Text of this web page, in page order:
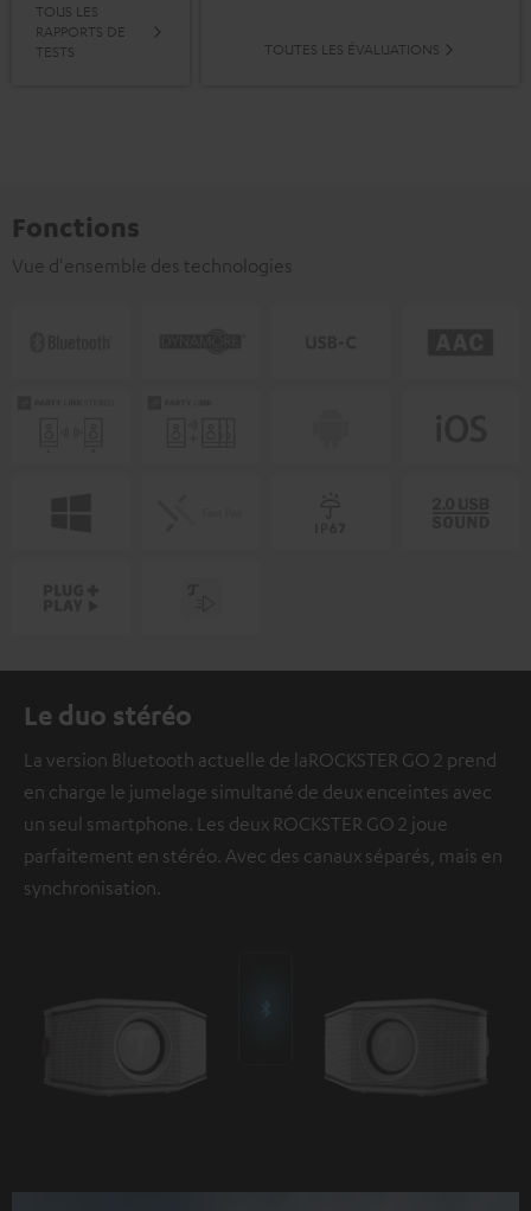
TOUS LES
RAPPORTS DE
TESTS
TOUTES LES ÉVALUATIONS
Fonctions
Vue d'ensemble des technologies
Le duo stéréo
La version Bluetooth actuelle de laROCKSTER GO 2 prend
en charge le jumelage simultané de deux enceintes avec
un seul smartphone. Les deux ROCKSTER GO 2 joue
parfaitement en stéréo. Avec des canaux séparés, mais en
synchronisation.